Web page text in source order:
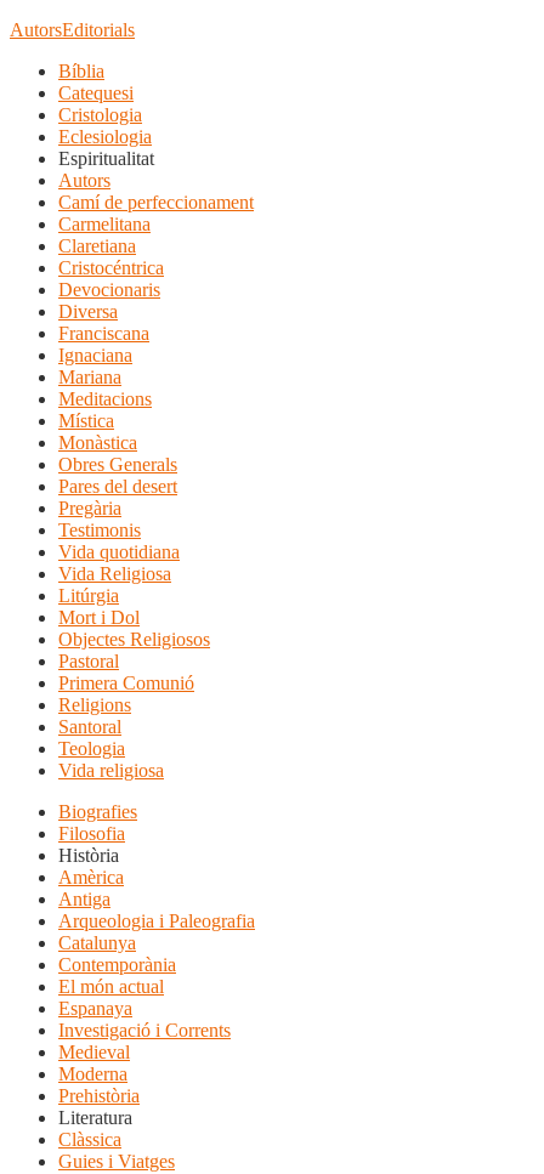
AutorsEditorials
Bíblia
Catequesi
Cristologia
Eclesiologia
Espiritualitat
Autors
Camí de perfeccionament
Carmelitana
Claretiana
Cristocéntrica
Devocionaris
Diversa
Franciscana
Ignaciana
Mariana
Meditacions
Mística
Monàstica
Obres Generals
Pares del desert
Pregària
Testimonis
Vida quotidiana
Vida Religiosa
Litúrgia
Mort i Dol
Objectes Religiosos
Pastoral
Primera Comunió
Religions
Santoral
Teologia
Vida religiosa
Biografies
Filosofia
Història
Amèrica
Antiga
Arqueologia i Paleografia
Catalunya
Contemporània
El món actual
Espanaya
Investigació i Corrents
Medieval
Moderna
Prehistòria
Literatura
Clàssica
Guies i Viatges